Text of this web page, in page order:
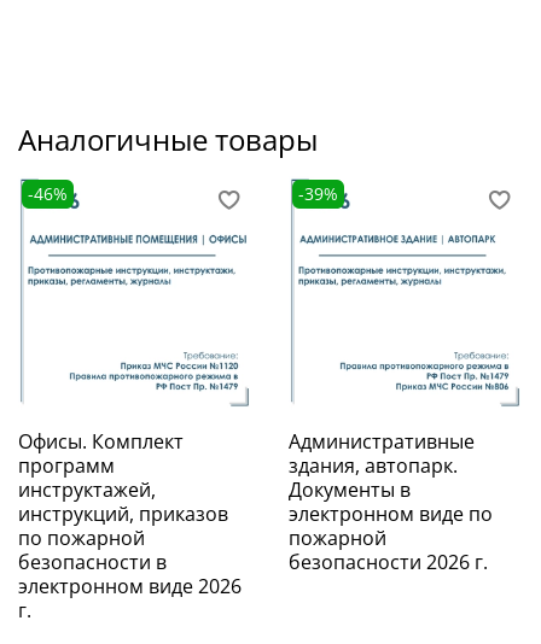
Аналогичные товары
-46%
Офисы. Комплект
программ
инструктажей,
инструкций, приказов
по пожарной
безопасности в
электронном виде 2026
г.
-39%
Административные
здания, автопарк.
Документы в
электронном виде по
пожарной
безопасности 2026 г.